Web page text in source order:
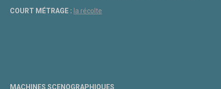
COURT MÉTRAGE : la récolte
MACHINES SCENOGRAPHIQUES